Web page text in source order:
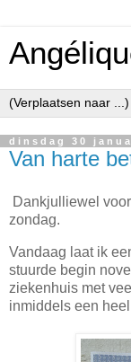
dinsdag 30
Van harte
Dankjulliewel
zondag.
Vandaag laat ik
stuurde begin
ziekenhuis met
inmiddels een